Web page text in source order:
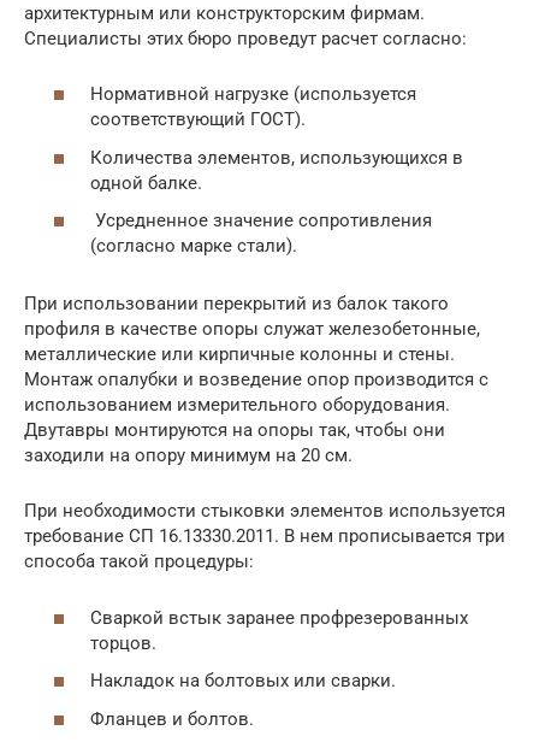
архитектурным или конструкторским фирмам.
Специалисты этих бюро проведут расчет согласно:
Нормативной нагрузке (используется
соответствующий ГОСТ).
Количества элементов, использующихся в
одной балке.
Усредненное значение сопротивления
(согласно марке стали).
При использовании перекрытий из балок такого
профиля в качестве опоры служат железобетонные,
металлические или кирпичные колонны и стены.
Монтаж опалубки и возведение опор производится с
использованием измерительного оборудования.
Двутавры монтируются на опоры так, чтобы они
заходили на опору минимум на 20 см.
При необходимости стыковки элементов используется
требование СП 16.13330.2011. В нем прописывается три
способа такой процедуры:
Сваркой встык заранее профрезерованных
торцов.
Накладок на болтовых или сварки.
Фланцев и болтов.